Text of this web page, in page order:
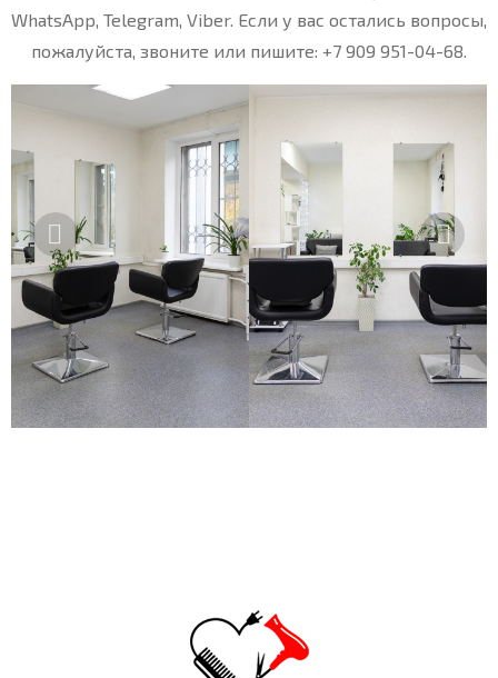
WhatsApp, Telegram, Viber. Если у вас остались вопросы,
пожалуйста, звоните или пишите: +7 909 951-04-68.